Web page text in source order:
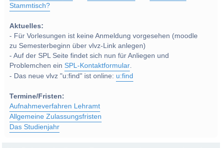
Stammtisch?
Aktuelles:
- Für Vorlesungen ist keine Anmeldung vorgesehen (moodle
zu Semesterbeginn über vlvz-Link anlegen)
- Auf der SPL Seite findet sich nun für Anliegen und
Problemchen einSPL-Kontaktformular.
- Das neue vlvz "u:find" ist online: u:find
Termine/Fristen:
Aufnahmeverfahren Lehramt
Allgemeine Zulassungsfristen
Das Studienjahr